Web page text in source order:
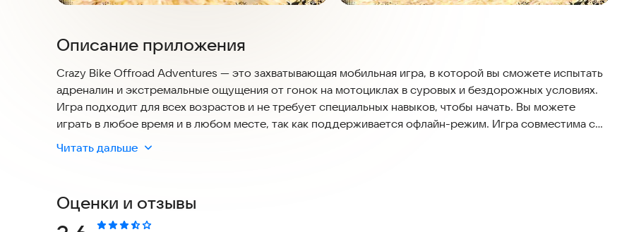
Описание приложения
Crazy Bike Offroad Adventures — это захватывающая мобильная игра, в которой вы сможете испытать
адреналин и экстремальные ощущения от гонок на мотоциклах в суровых и бездорожных условиях.
Игра подходит для всех возрастов и не требует специальных навыков, чтобы начать. Вы можете
играть в любое время и в любом месте, так как поддерживается офлайн-режим. Игра совместима с
большинством смартфонов и планшетов, работающих под управлением Android 5.0 и выше. Скачайте
и установите игру уже сегодня и отправьтесь в увлекательное путешествие по бездорожью.
Вы будете прыгать через ущелья, преодолевать горные склоны, избегать препятствий и уклоняться
от ловушек. Каждая гонка — это возможность проверить свои навыки и улучшить результат. С
Читать дальше
Оценки и отзывы